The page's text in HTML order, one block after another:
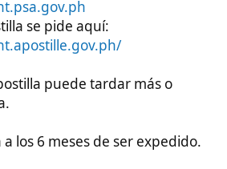
a la DFA ( podéis
)
un canal de
el registro donde vas a
registro para saber si le
que tu puedes conseguir